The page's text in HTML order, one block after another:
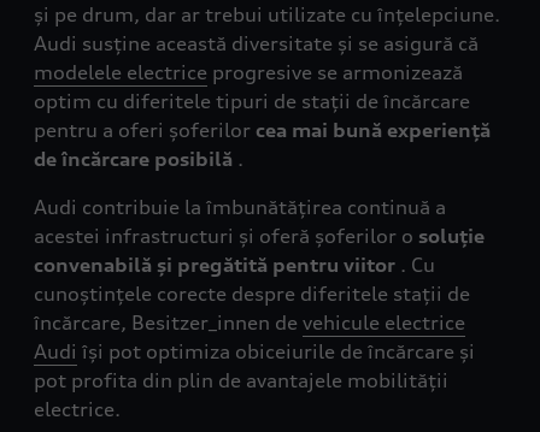
și pe drum, dar ar trebui utilizate cu înțelepciune.
Audi susține această diversitate și se asigură că
modelele electrice progresive se armonizează
optim cu diferitele tipuri de stații de încărcare
pentru a oferi șoferilor cea mai bună experiență
de încărcare posibilă .
Audi contribuie la îmbunătățirea continuă a
acestei infrastructuri și oferă șoferilor o soluție
convenabilă și pregătită pentru viitor . Cu
cunoștințele corecte despre diferitele stații de
încărcare, Besitzer_innen de vehicule electrice
Audi își pot optimiza obiceiurile de încărcare și
pot profita din plin de avantajele mobilității
electrice.